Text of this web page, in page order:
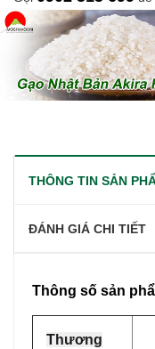
THÔNG TIN SẢN
ĐÁNH GIÁ CHI TIẾT
Thông số sản
Thương